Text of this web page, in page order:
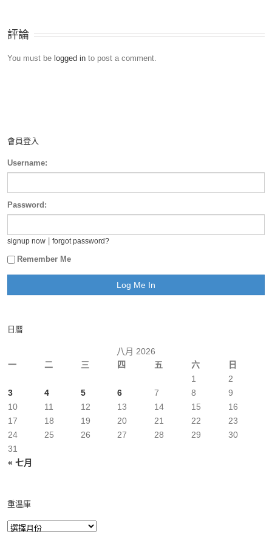
評論
You must be logged in to post a comment.
會員登入
Username:
Password:
signup now forgot password?
Remember Me
日曆
八月 2026
一
二 三 四 五 六 日
« 七月
1
2
3
4 5 6 7 8
9
10
11 12 13 14 15
16
17
18 19 20 21 22
23
24
25 26 27 28 29
30
31
重溫庫